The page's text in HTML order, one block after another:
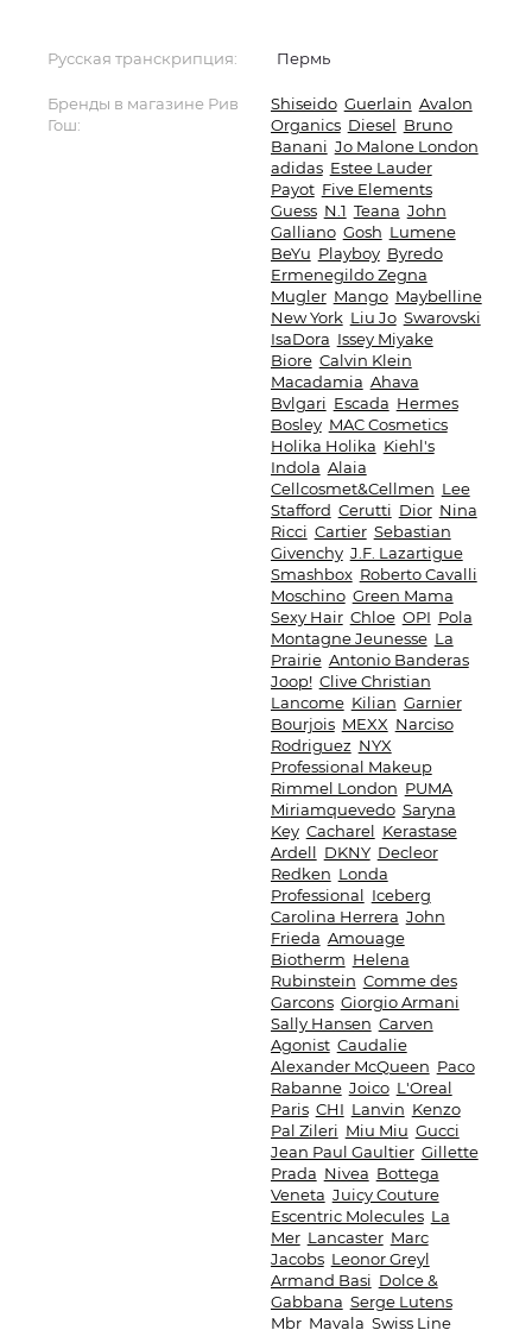
Русская транскрипция: Пермь
Бренды в магазине Рив
Гош:
Shiseido Guerlain Avalon
Organics Diesel Bruno
Banani Jo Malone London
adidas Estee Lauder
Payot Five Elements
Guess N.1 Teana John
Galliano Gosh Lumene
BeYu Playboy Byredo
Ermenegildo Zegna
Mugler Mango Maybelline
New York Liu Jo Swarovski
IsaDora Issey Miyake
Biore Calvin Klein
Macadamia Ahava
Bvlgari Escada Hermes
Bosley MAC Cosmetics
Holika Holika Kiehl's
Indola Alaia
Cellcosmet&Cellmen Lee
Stafford Cerutti Dior Nina
Ricci Cartier Sebastian
Givenchy J.F. Lazartigue
Smashbox Roberto Cavalli
Moschino Green Mama
Sexy Hair Chloe OPI Pola
Montagne Jeunesse La
Prairie Antonio Banderas
Joop! Clive Christian
Lancome Kilian Garnier
Bourjois MEXX Narciso
Rodriguez NYX
Professional Makeup
Rimmel London PUMA
Miriamquevedo Saryna
Key Cacharel Kerastase
Ardell DKNY Decleor
Redken Londa
Professional Iceberg
Carolina Herrera John
Frieda Amouage
Biotherm Helena
Rubinstein Comme des
Garcons Giorgio Armani
Sally Hansen Carven
Agonist Caudalie
Alexander McQueen Paco
Rabanne Joico L'Oreal
Paris CHI Lanvin Kenzo
Pal Zileri Miu Miu Gucci
Jean Paul Gaultier Gillette
Prada Nivea Bottega
Veneta Juicy Couture
Escentric Molecules La
Mer Lancaster Marc
Jacobs Leonor Greyl
Armand Basi Dolce &
Gabbana Serge Lutens
Mbr Mavala Swiss Line